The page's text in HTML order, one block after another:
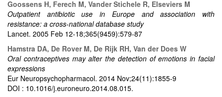
Goossens H, Ferech M, Vander Stichele R, Elseviers M
Outpatient antibiotic use in Europe and association with
resistance: a cross-national database study
Lancet. 2005 Feb 12-18;365(9459):579-87
Hamstra DA, De Rover M, De Rijk RH, Van der Does W
Oral contraceptives may alter the detection of emotions in facial
expressions
Eur Neuropsychopharmacol. 2014 Nov;24(11):1855-9
DOI : 10.1016/j.euroneuro.2014.08.015.